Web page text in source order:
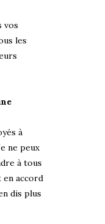
vos
les
à
ne peux
à tous
en accord
dis plus